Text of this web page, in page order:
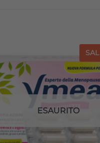
SALE
ESAURITO